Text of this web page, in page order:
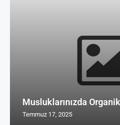
Musluklarınızda
Temmuz 17, 2025